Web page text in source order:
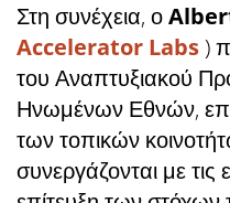
Στη συνέχεια, ο
Accelerator Labs)
του Αναπτυξιακού
Ηνωμένων Εθνών,
των τοπικών
συνεργάζονται με τις